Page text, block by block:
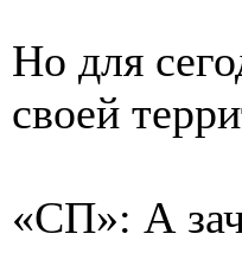
Но для
своей
«СП»: А